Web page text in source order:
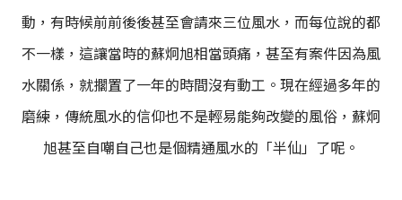
動，有時候前前後後甚至會請來三位風水，而每位說的都
不一樣，這讓當時的蘇炯旭相當頭痛，甚至有案件因為風
水關係，就擱置了一年的時間沒有動工。現在經過多年的
磨練，傳統風水的信仰也不是輕易能夠改變的風俗，蘇炯
旭甚至自嘲自己也是個精通風水的「半仙」了呢。